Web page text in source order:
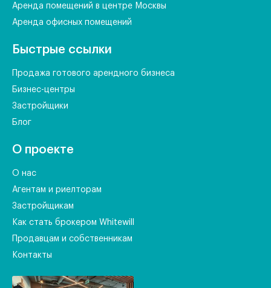
Аренда помещений в центре Москвы
Аренда офисных помещений
Быстрые ссылки
Продажа готового арендного бизнеса
Бизнес-центры
Застройщики
Блог
О проекте
О нас
Агентам и риелторам
Застройщикам
Как стать брокером Whitewill
Продавцам и собственникам
Контакты